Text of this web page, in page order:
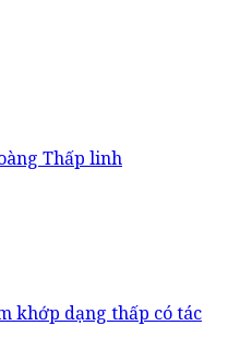
Thấp linh
khớp dạng thấp có tác